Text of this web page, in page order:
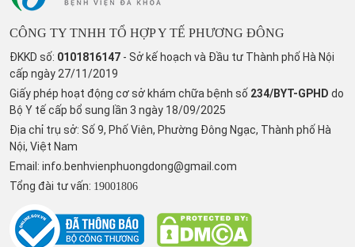
CÔNG TY TNHH TỔ HỢP Y TẾ PHƯƠNG ĐÔNG
ĐKKD số: 0101816147 - Sở kế hoạch và Đầu tư Thành phố Hà Nội
cấp ngày 27/11/2019
Giấy phép hoạt động cơ sở khám chữa bệnh số 234/BYT-GPHD do
Bộ Y tế cấp bổ sung lần 3 ngày 18/09/2025
Địa chỉ trụ sở: Số 9, Phố Viên, Phường Đông Ngạc, Thành phố Hà
Nội, Việt Nam
Email: info.benhvienphuongdong@gmail.com
Tổng đài tư vấn: 19001806